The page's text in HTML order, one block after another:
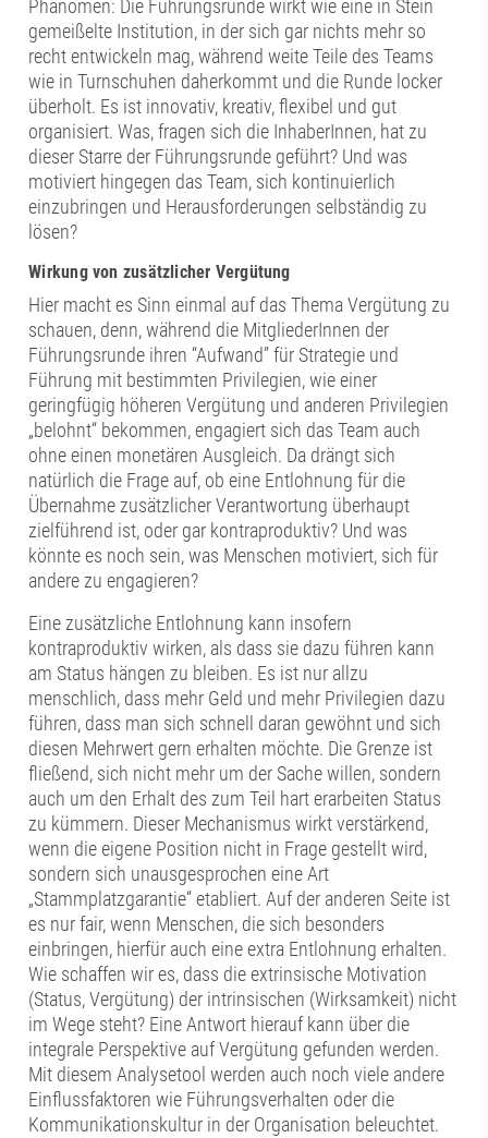
Phänomen: Die Führungsrunde wirkt wie eine in Stein
gemeißelte Institution, in der sich gar nichts mehr so
recht entwickeln mag, während weite Teile des Teams
wie in Turnschuhen daherkommt und die Runde locker
überholt. Es ist innovativ, kreativ, flexibel und gut
organisiert. Was, fragen sich die InhaberInnen, hat zu
dieser Starre der Führungsrunde geführt? Und was
motiviert hingegen das Team, sich kontinuierlich
einzubringen und Herausforderungen selbständig zu
lösen?
Wirkung von zusätzlicher Vergütung
Hier macht es Sinn einmal auf das Thema Vergütung zu
schauen, denn, während die MitgliederInnen der
Führungsrunde ihren “Aufwand” für Strategie und
Führung mit bestimmten Privilegien, wie einer
geringfügig höheren Vergütung und anderen Privilegien
„belohnt“ bekommen, engagiert sich das Team auch
ohne einen monetären Ausgleich. Da drängt sich
natürlich die Frage auf, ob eine Entlohnung für die
Übernahme zusätzlicher Verantwortung überhaupt
zielführend ist, oder gar kontraproduktiv? Und was
könnte es noch sein, was Menschen motiviert, sich für
andere zu engagieren?
Eine zusätzliche Entlohnung kann insofern
kontraproduktiv wirken, als dass sie dazu führen kann
am Status hängen zu bleiben. Es ist nur allzu
menschlich, dass mehr Geld und mehr Privilegien dazu
führen, dass man sich schnell daran gewöhnt und sich
diesen Mehrwert gern erhalten möchte. Die Grenze ist
fließend, sich nicht mehr um der Sache willen, sondern
auch um den Erhalt des zum Teil hart erarbeiten Status
zu kümmern. Dieser Mechanismus wirkt verstärkend,
wenn die eigene Position nicht in Frage gestellt wird,
sondern sich unausgesprochen eine Art
„Stammplatzgarantie“ etabliert. Auf der anderen Seite ist
es nur fair, wenn Menschen, die sich besonders
einbringen, hierfür auch eine extra Entlohnung erhalten.
Wie schaffen wir es, dass die extrinsische Motivation
(Status, Vergütung) der intrinsischen (Wirksamkeit) nicht
im Wege steht? Eine Antwort hierauf kann über die
integrale Perspektive auf Vergütung gefunden werden.
Mit diesem Analysetool werden auch noch viele andere
Einflussfaktoren wie Führungsverhalten oder die
Kommunikationskultur in der Organisation beleuchtet.